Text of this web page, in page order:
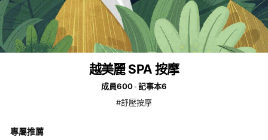
越美麗 SPA 按摩
成員600
記事本6
#舒壓按摩
專屬推薦